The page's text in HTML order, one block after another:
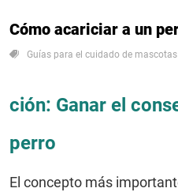
Cómo acariciar a un
Guías para el cuidado de mascotas
ción: Ganar el
perro
El concepto más